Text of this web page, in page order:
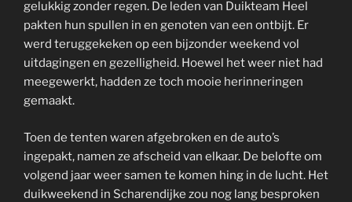
gelukkig zonder regen. De leden van Duikteam Heel
pakten hun spullen in en genoten van een ontbijt. Er
werd teruggekeken op een bijzonder weekend vol
uitdagingen en gezelligheid. Hoewel het weer niet had
meegewerkt, hadden ze toch mooie herinneringen
gemaakt.
Toen de tenten waren afgebroken en de auto’s
ingepakt, namen ze afscheid van elkaar. De belofte om
volgend jaar weer samen te komen hing in de lucht. Het
duikweekend in Scharendijke zou nog lang besproken